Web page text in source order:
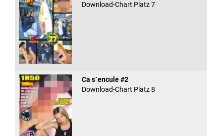
Download-Chart Platz 7
Ca s`encule #2
Download-Chart Platz 8